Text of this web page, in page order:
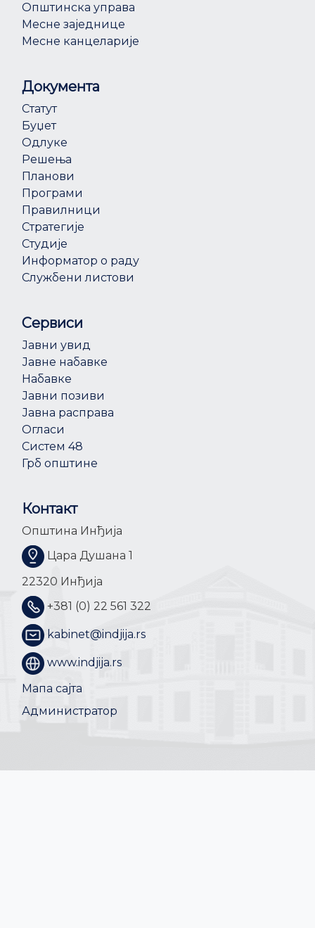
Општинска управа
Месне заједнице
Месне канцеларије
Документа
Статут
Буџет
Одлуке
Решења
Планови
Програми
Правилници
Стратегије
Студије
Информатор о раду
Службени листови
Сервиси
Јавни увид
Јавне набавке
Набавке
Јавни позиви
Јавна расправа
Огласи
Систем 48
Грб општине
Контакт
Општина Инђија
Цара Душана 1
22320 Инђија
+381 (0) 22 561 322
kabinet@indjija.rs
www.indjija.rs
Мапа сајта
Администратор